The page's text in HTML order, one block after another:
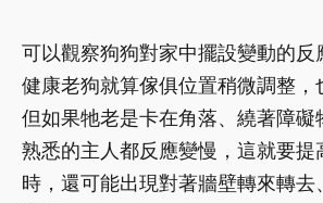
可以觀察狗狗對家中擺設變動的反
健康老狗就算傢俱位置稍微調整，
但如果牠老是卡在角落、繞著障礙
熟悉的主人都反應變慢，這就要提
時，還可能出現對著牆壁轉來轉去